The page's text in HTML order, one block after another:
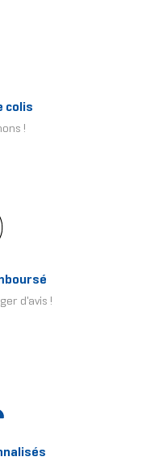
colis
!
d'avis !